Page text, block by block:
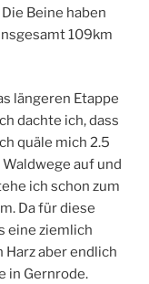
Beine haben
109km
längeren Etappe
dachte ich, dass
quäle mich 2.5
auf und
ich schon zum
Da für diese
eine ziemlich
Harz aber endlich
in Gernrode.